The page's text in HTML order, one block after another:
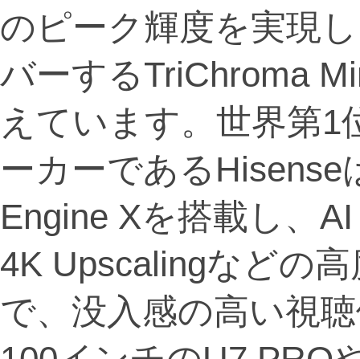
のピーク輝度を実現
バーするTriChroma
えています。世界第
ーカーであるHisense
Engine Xを搭載し、
4K Upscalingなどの
で、没入感の高い視